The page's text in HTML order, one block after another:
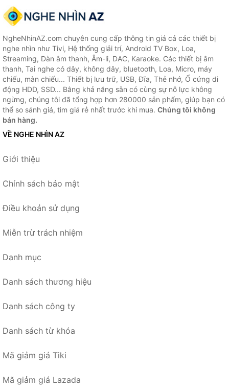
NgheNhinAZ.com chuyên cung cấp thông tin giá cả các thiết bị
nghe nhìn như Tivi, Hệ thống giải trí, Android TV Box, Loa,
Streaming, Dàn âm thanh, Âm-li, DAC, Karaoke. Các thiết bị âm
thanh, Tai nghe có dây, không dây, bluetooth, Loa, Micro, máy
chiếu, màn chiếu... Thiết bị lưu trữ, USB, Đĩa, Thẻ nhớ, Ổ cứng di
động HDD, SSD... Bằng khả năng sẵn có cùng sự nỗ lực không
ngừng, chúng tôi đã tổng hợp hơn 280000 sản phẩm, giúp bạn có
thể so sánh giá, tìm giá rẻ nhất trước khi mua. Chúng tôi không
bán hàng.
VỀ NGHE NHÌN AZ
Giới thiệu
Chính sách bảo mật
Điều khoản sử dụng
Miễn trừ trách nhiệm
Danh mục
Danh sách thương hiệu
Danh sách công ty
Danh sách từ khóa
Mã giảm giá Tiki
Mã giảm giá Lazada